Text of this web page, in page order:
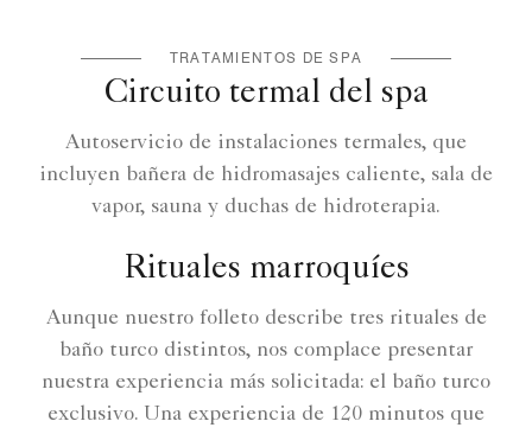
TRATAMIENTOS DE SPA
Circuito termal del spa
Autoservicio de instalaciones termales, que
incluyen bañera de hidromasajes caliente, sala de
vapor, sauna y duchas de hidroterapia.
Rituales marroquíes
Aunque nuestro folleto describe tres rituales de
baño turco distintos, nos complace presentar
nuestra experiencia más solicitada: el baño turco
exclusivo. Una experiencia de 120 minutos que